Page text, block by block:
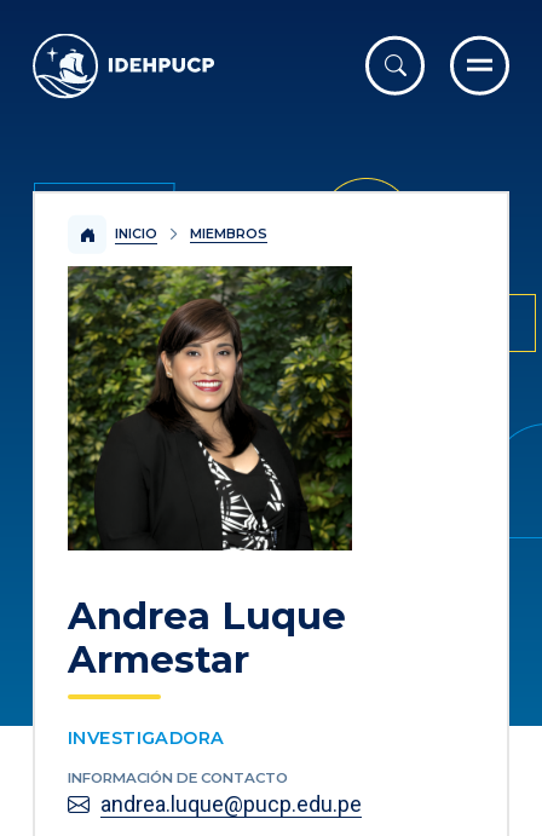
IDEHPUCP
INICIO MIEMBROS
Andrea Luque
Armestar
INVESTIGADORA
INFORMACIÓN DE CONTACTO
andrea.luque@pucp.edu.pe